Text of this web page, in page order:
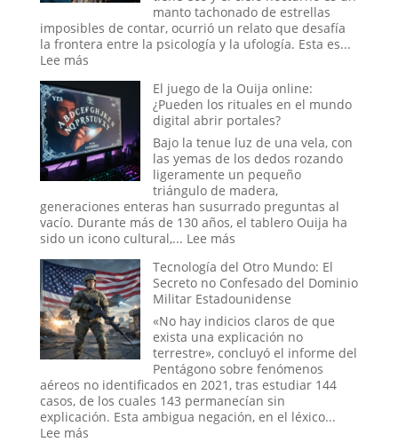
manto tachonado de estrellas
imposibles de contar, ocurrió un relato que desafía
la frontera entre la psicología y la ufología. Esta es...
Lee más:
caso
del
abducido
de
Amaicha:
¿Un
viaje
a
las
estrellas
un
trauma
reprimido?
El juego de la Ouija online:
¿Pueden los rituales en el mundo
digital abrir portales?
Bajo la tenue luz de una vela, con
las yemas de los dedos rozando
ligeramente un pequeño
triángulo de madera,
generaciones enteras han susurrado preguntas al
vacío. Durante más de 130 años, el tablero Ouija ha
sido un icono cultural,... Lee más:
juego
de
la
Ouija
online:
¿Pueden
los
rituales
en
el
Tecnología del Otro Mundo: El
Secreto no Confesado del Dominio
Militar Estadounidense
«No hay indicios claros de que
exista una explicación no
terrestre», concluyó el informe del
Pentágono sobre fenómenos
aéreos no identificados en 2021, tras estudiar 144
casos, de los cuales 143 permanecían sin
explicación. Esta ambigua negación, en el léxico...
Lee más: